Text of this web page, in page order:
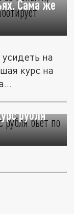
Сама же
на
курс на
рубля